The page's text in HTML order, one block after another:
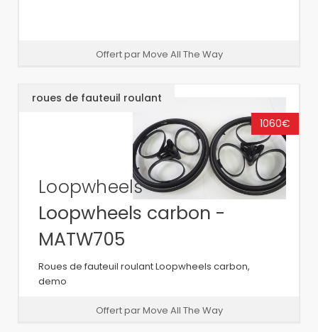
Offert par Move All The Way
roues de fauteuil roulant
1060€
Loopwheels
Loopwheels carbon -
MATW705
Roues de fauteuil roulant Loopwheels carbon,
demo
Offert par Move All The Way